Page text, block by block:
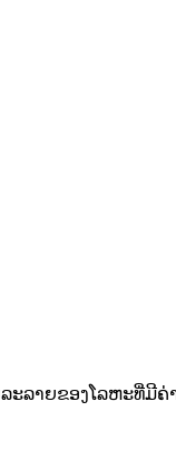
ລາຍຂອງໂລຫະທີ່ມີຄ່